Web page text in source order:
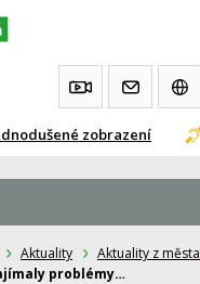
zobrazení
Aktuality Aktuality z města
problémy…